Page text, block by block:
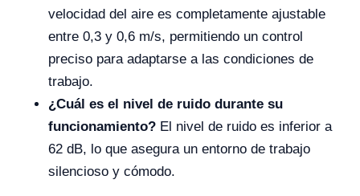
velocidad del aire es completamente ajustable
entre 0,3 y 0,6 m/s, permitiendo un control
preciso para adaptarse a las condiciones de
trabajo.
¿Cuál es el nivel de ruido durante su
funcionamiento? El nivel de ruido es inferior a
62 dB, lo que asegura un entorno de trabajo
silencioso y cómodo.